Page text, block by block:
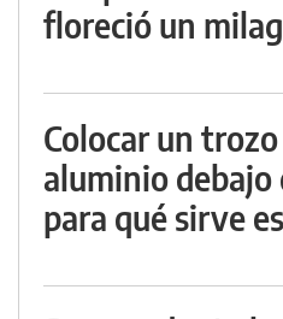
floreció un
Colocar un
aluminio
para qué sirve